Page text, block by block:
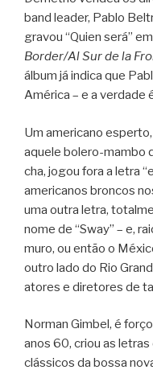
band leader, Pablo
gravou “Quien será”
Border/Al Sur de la
álbum já indica que
América – e a verdade
Um americano
aquele bolero-mambo
cha, jogou fora a letra
americanos broncos
uma outra letra,
nome de “Sway” – e,
muro, ou então o
outro lado do Rio
atores e diretores de
Norman Gimbel, é
anos 60, criou as
clássicos da bossa